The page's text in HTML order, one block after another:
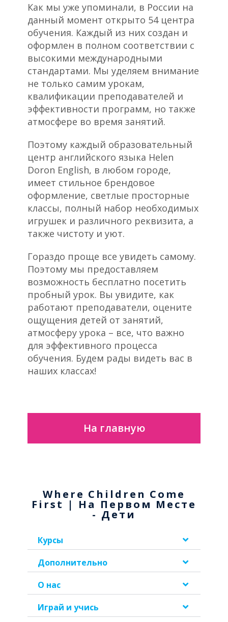
Как мы уже упоминали, в России на
данный момент открыто 54 центра
обучения. Каждый из них создан и
оформлен в полном соответствии с
высокими международными
стандартами. Мы уделяем внимание
не только самим урокам,
квалификации преподавателей и
эффективности программ, но также
атмосфере во время занятий.
Поэтому каждый образовательный
центр английского языка Helen
Doron English, в любом городе,
имеет стильное брендовое
оформление, светлые просторные
классы, полный набор необходимых
игрушек и различного реквизита, а
также чистоту и уют.
Гораздо проще все увидеть самому.
Поэтому мы предоставляем
возможность бесплатно посетить
пробный урок. Вы увидите, как
работают преподаватели, оцените
ощущения детей от занятий,
атмосферу урока – все, что важно
для эффективного процесса
обучения. Будем рады видеть вас в
наших классах!
На главную
Where Children Come
First | На Первом Месте
- Дети
Курсы
Дополнительно
О нас
Играй и учись